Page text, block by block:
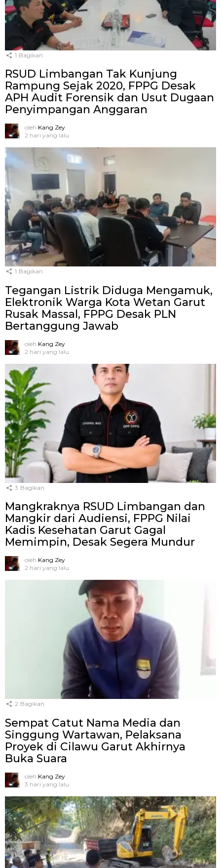
1 Bagikan
RSUD Limbangan Tak Kunjung
Rampung Sejak 2020, FPPG Desak
APH Audit Forensik dan Usut Dugaan
Penyimpangan Anggaran
oleh Kang Zey
2 hari yang lalu
1 Bagikan
Tegangan Listrik Diduga Mengamuk,
Elektronik Warga Kota Wetan Garut
Rusak Massal, FPPG Desak PLN
Bertanggung Jawab
oleh Kang Zey
2 hari yang lalu
3 Bagikan
Mangkraknya RSUD Limbangan dan
Mangkir dari Audiensi, FPPG Nilai
Kadis Kesehatan Garut Gagal
Memimpin, Desak Segera Mundur
oleh Kang Zey
2 hari yang lalu
2 Bagikan
Sempat Catut Nama Media dan
Singgung Wartawan, Pelaksana
Proyek di Cilawu Garut Akhirnya
Buka Suara
oleh Kang Zey
3 hari yang lalu